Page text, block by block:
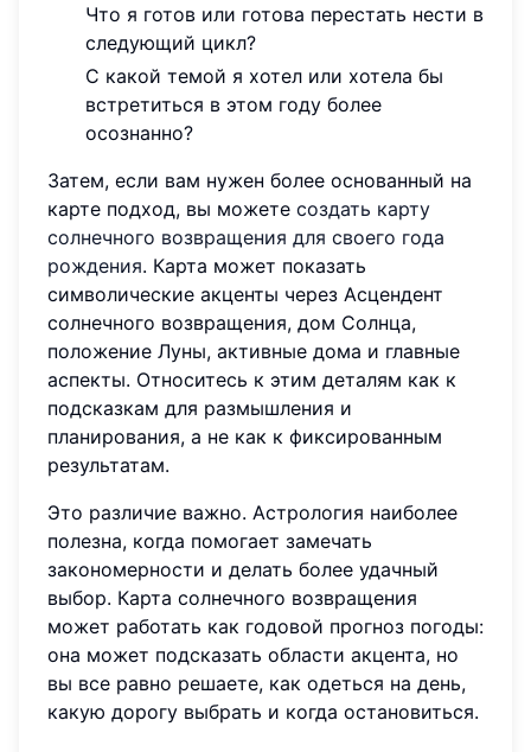
Что я готов или готова перестать нести в
следующий цикл?
С какой темой я хотел или хотела бы
встретиться в этом году более
осознанно?
Затем, если вам нужен более основанный на
карте подход, вы можете создать карту
солнечного возвращения для своего года
рождения. Карта может показать
символические акценты через Асцендент
солнечного возвращения, дом Солнца,
положение Луны, активные дома и главные
аспекты. Относитесь к этим деталям как к
подсказкам для размышления и
планирования, а не как к фиксированным
результатам.
Это различие важно. Астрология наиболее
полезна, когда помогает замечать
закономерности и делать более удачный
выбор. Карта солнечного возвращения
может работать как годовой прогноз погоды:
она может подсказать области акцента, но
вы все равно решаете, как одеться на день,
какую дорогу выбрать и когда остановиться.